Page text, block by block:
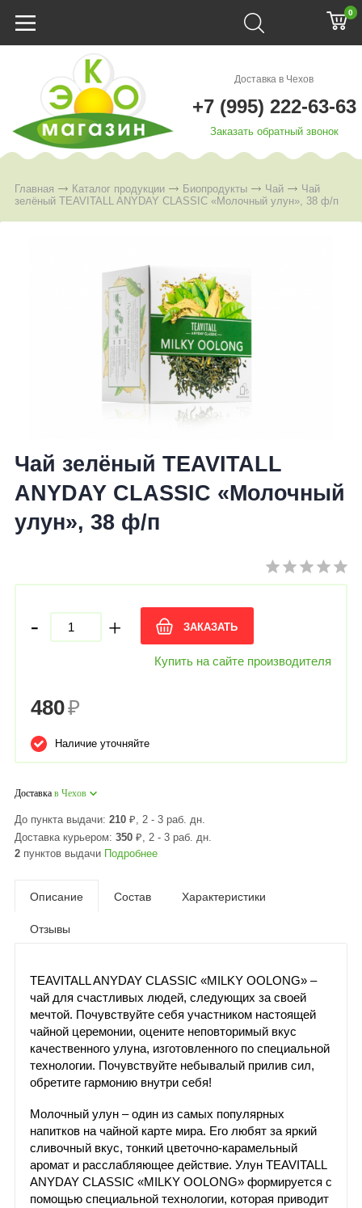
0
Доставка в Чехов
+7 (995) 222-63-63
Заказать обратный звонок
Главная Каталог продукции Биопродукты Чай
Чай
зелёный TEAVITALL ANYDAY CLASSIC «Молочный улун», 38 ф/п
Чай зелёный TEAVITALL
ANYDAY CLASSIC «Молочный
улун», 38 ф/п
- + ЗАКАЗАТЬ
Купить на сайте производителя
480₽
Наличие уточняйте
Доставка в Чехов
До пункта выдачи: 210 ₽, 2 - 3 раб. дн.
Доставка курьером: 350 ₽, 2 - 3 раб. дн.
2 пунктов выдачи Подробнее
Описание Состав Характеристики
Отзывы
TEAVITALL ANYDAY CLASSIC «MILKY OOLONG» –
чай для счастливых людей, следующих за своей
мечтой. Почувствуйте себя участником настоящей
чайной церемонии, оцените неповторимый вкус
качественного улуна, изготовленного по специальной
технологии. Почувствуйте небывалый прилив сил,
обретите гармонию внутри себя!
Молочный улун – один из самых популярных
напитков на чайной карте мира. Его любят за яркий
сливочный вкус, тонкий цветочно-карамельный
аромат и расслабляющее действие. Улун TEAVITALL
ANYDAY CLASSIC «MILKY OOLONG» формируется с
помощью специальной технологии, которая приводит